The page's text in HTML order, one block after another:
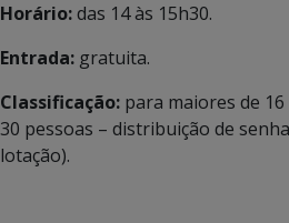
Horário:das 14 às 15h30.
Entrada: gratuita.
Classificação: para maiores de
30 pessoas – distribuição de
lotação).